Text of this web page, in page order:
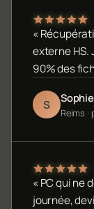
«
externe HS.
90% des
S Sophie
Reims
« PC qui ne
journée,